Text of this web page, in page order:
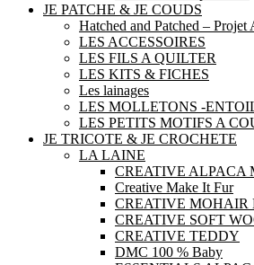
JE PATCHE & JE COUDS
Hatched and Patched –
LES ACCESSOIRES
LES FILS A QUILTER
LES KITS & FICHES
Les lainages
LES MOLLETONS -
LES PETITS MOTIFS A
JE TRICOTE & JE CROCHETE
LA LAINE
CREATIVE ALPACA
Creative Make It Fur
CREATIVE MOHAIR
CREATIVE SOFT
CREATIVE TEDDY
DMC 100 % Baby